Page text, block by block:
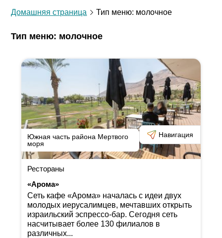
Домашняя страница Тип меню: молочное
Тип меню: молочное
Южная часть района Мертвого
моря
Навигация
Рестораны
«Арома»
Сеть кафе «Арома» началась с идеи двух
молодых иерусалимцев, мечтавших открыть
израильский эспрессо-бар. Сегодня сеть
насчитывает более 130 филиалов в
различных...